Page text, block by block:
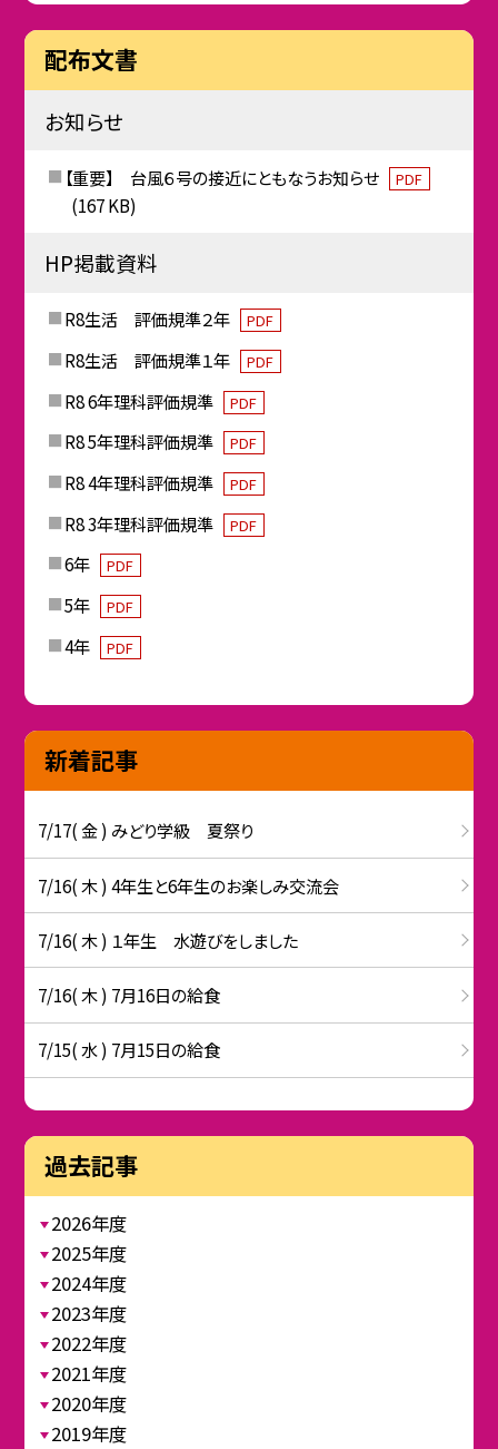
配布文書
お知らせ
【重要】 台風６号の接近にともなうお知らせ PDF
(167 KB)
HP掲載資料
R8生活 評価規準２年 PDF
R8生活 評価規準１年 PDF
R8 6年理科評価規準 PDF
R8 5年理科評価規準 PDF
R8 4年理科評価規準 PDF
R8 3年理科評価規準 PDF
6年 PDF
5年 PDF
4年 PDF
新着記事
7/17( 金 ) みどり学級 夏祭り
7/16( 木 ) 4年生と6年生のお楽しみ交流会
7/16( 木 ) １年生 水遊びをしました
7/16( 木 ) 7月16日の給食
7/15( 水 ) 7月15日の給食
過去記事
2026年度
2025年度
2024年度
2023年度
2022年度
2021年度
2020年度
2019年度